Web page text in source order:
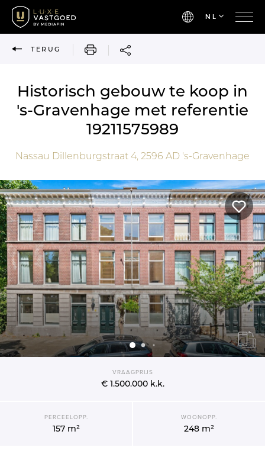
NL
TERUG AFDRUKKEN
Historisch gebouw te koop in
's-Gravenhage met referentie
19211575989
Nassau Dillenburgstraat 4, 2596 AD 's-Gravenhage
VRAAGPRIJS
€ 1.500.000k.k.
PERCEELOPP.
157 m²
WOONOPP.
248 m²